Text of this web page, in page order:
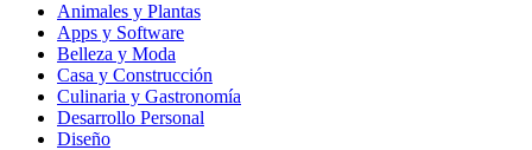
Animales y Plantas
Apps y Software
Belleza y Moda
Casa y Construcción
Culinaria y Gastronomía
Desarrollo Personal
Diseño